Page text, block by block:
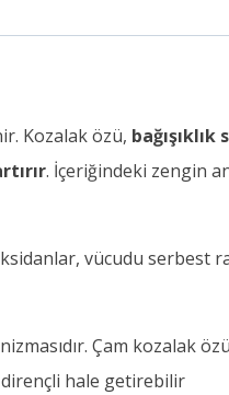
Kozalak özü,
. İçeriğindeki zengin
vücudu serbest
Çam kozalak
dirençli hale getirebilir